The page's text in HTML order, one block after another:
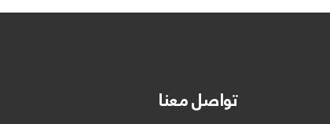
تواصل معنا